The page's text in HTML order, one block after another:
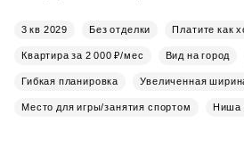
3 кв 2029 Без отделки Платите как
Квартира за 2 000 ₽/мес Вид на город
Гибкая планировка Увеличенная
Место для игры/занятия спортом Ниша